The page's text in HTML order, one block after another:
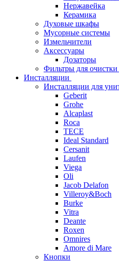
Нержавейка
Керамика
Духовые шкафы
Мусорные системы
Измельчители
Аксессуары
Дозаторы
Фильтры для
Инсталляции
Инсталляции для
Geberit
Grohe
Alcaplast
Roca
TECE
Ideal Standard
Cersanit
Laufen
Viega
Oli
Jacob Delafon
Villeroy&Boch
Burke
Vitra
Deante
Roxen
Omnires
Amore di Mare
Кнопки